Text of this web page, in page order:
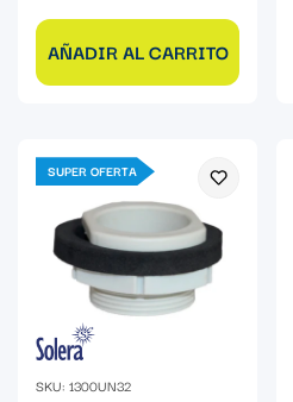
AÑADIR AL CARRITO
SUPER OFERTA
SKU: 1300UN32